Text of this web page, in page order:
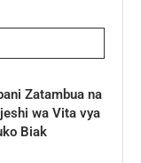
Zatambua na
wa Vita vya
Biak